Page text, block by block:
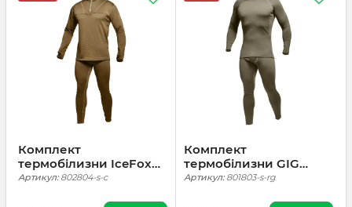
Комплект
термобілизни IceFox
level 2. Койот
Артикул:802804-s-c
Комплект
термобілизни GIG
IceFox level 1+. Ranger
Артикул:801803-s-rg